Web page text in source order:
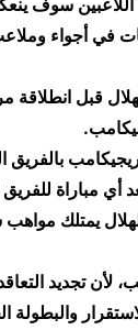
في أجواء
قبل انطلاقة
مباراة للفريق
يمتلك مواهب
لأن تجديد
والبطولة